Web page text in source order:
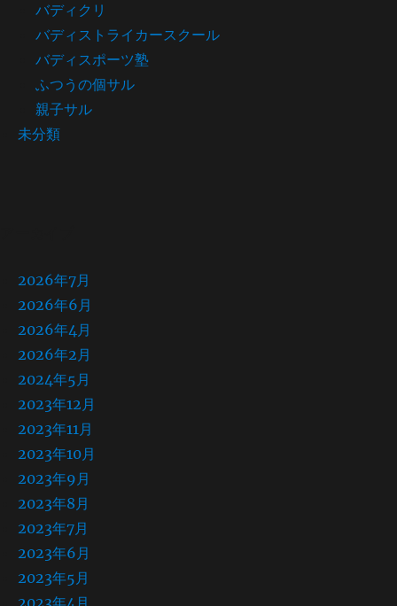
バディクリ
バディストライカースクール
バディスポーツ塾
ふつうの個サル
親子サル
未分類
2026年7月
2026年6月
2026年4月
2026年2月
2024年5月
2023年12月
2023年11月
2023年10月
2023年9月
2023年8月
2023年7月
2023年6月
2023年5月
2023年4月